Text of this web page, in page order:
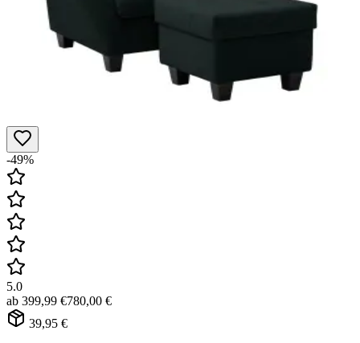
-49%
5.0
ab 399,99 €780,00 €
39,95 €